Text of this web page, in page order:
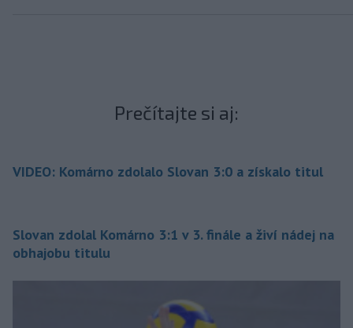
Prečítajte si aj:
VIDEO: Komárno zdolalo Slovan 3:0 a získalo titul
Slovan zdolal Komárno 3:1 v 3. finále a živí nádej na
obhajobu titulu